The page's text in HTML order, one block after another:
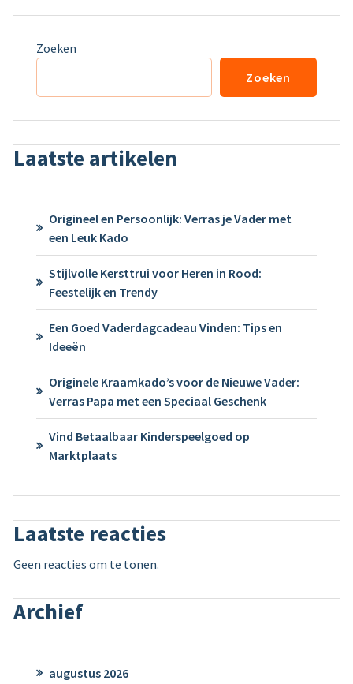
Zoeken
Zoeken
Laatste artikelen
Origineel en Persoonlijk: Verras je Vader met
een Leuk Kado
Stijlvolle Kersttrui voor Heren in Rood:
Feestelijk en Trendy
Een Goed Vaderdagcadeau Vinden: Tips en
Ideeën
Originele Kraamkado’s voor de Nieuwe Vader:
Verras Papa met een Speciaal Geschenk
Vind Betaalbaar Kinderspeelgoed op
Marktplaats
Laatste reacties
Geen reacties om te tonen.
Archief
augustus 2026